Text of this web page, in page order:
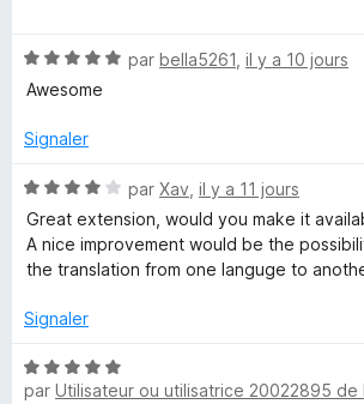
T
r
a
n
s
l
5
s
r
N
o
é
s
u
5
par bella5261 il y a 10 jours
Awesome
Signaler
N
o
é
s
r
5
par Xav il y a 11 jours
Great extension, would you make it
A nice improvement would be the
the translation from one languge to
Signaler
N
o
par Utilisateur ou utilisatrice 20022895 de